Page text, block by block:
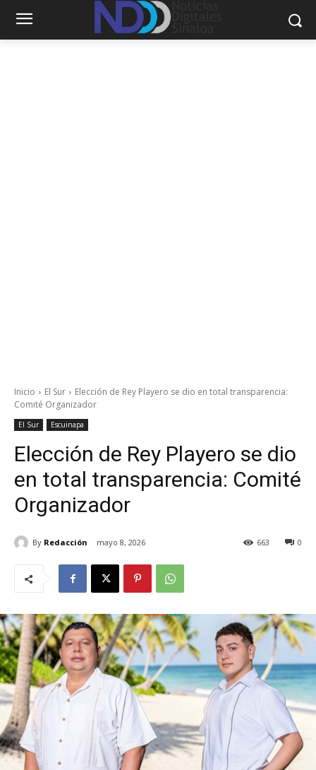
Inicio El Sur
Elección de Rey Playero se dio en total transparencia:
Comité Organizador
El Sur Escuinapa
Elección de Rey Playero se dio
en total transparencia: Comité
Organizador
By Redacción mayo 8, 2026 0
663